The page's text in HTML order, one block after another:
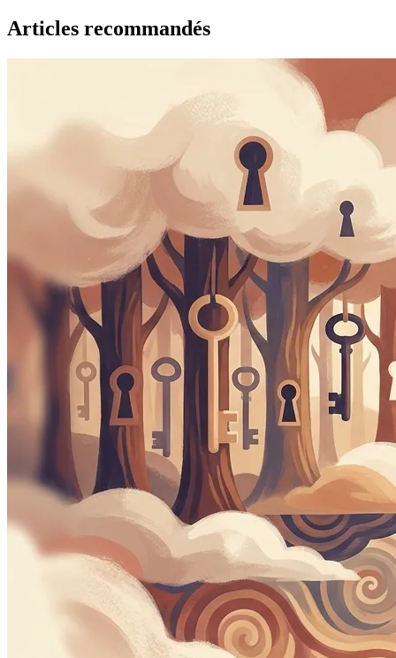
Articles recommandés